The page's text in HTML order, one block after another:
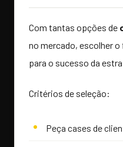
Com tantas opções de
no mercado, escolher
para o sucesso da
Critérios de seleção:
Peça cases de